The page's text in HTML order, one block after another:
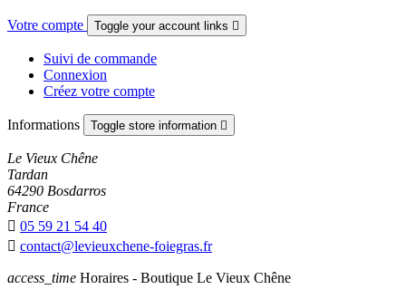
Votre compte Toggle your account links 
Suivi de commande
Connexion
Créez votre compte
Informations Toggle store information 
Le Vieux Chêne
Tardan
64290 Bosdarros
France
 05 59 21 54 40
 contact@levieuxchene-foiegras.fr
access_time Horaires - Boutique Le Vieux Chêne